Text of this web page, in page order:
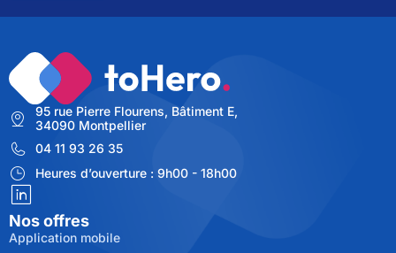
95 rue Pierre Flourens, Bâtiment E,
34090 Montpellier
04 11 93 26 35
Heures d’ouverture : 9h00 - 18h00
Nos offres
Application mobile